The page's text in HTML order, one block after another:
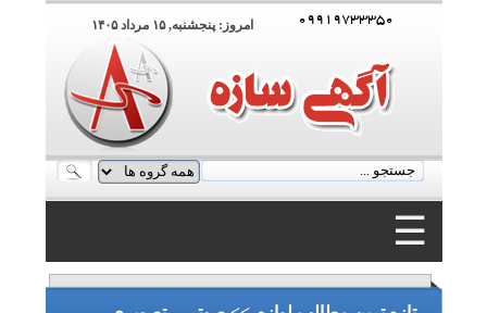
امروز: پنجشنبه, ۱۵ مرداد ۱۴۰۵
☰
۰۹۹۱۹۷۳۳۳۵۰
۰۹۹۱۹۷۳۳۳۵۰